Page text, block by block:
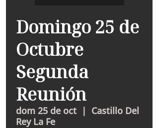
Domingo 25 de
Octubre
Segunda
Reunión
dom 25 de oct
  |
Castillo Del
Rey La Fe